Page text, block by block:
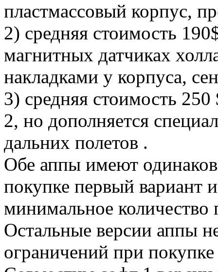
пластмассовый корпус,
2) средняя стоимость
магнитных датчиках
накладками у корпуса,
3) средняя стоимость
2, но дополняется
дальних полетов .
Обе аппы имеют
покупке первый вариант
минимальное количество
Остальные версии аппы
ограничений при